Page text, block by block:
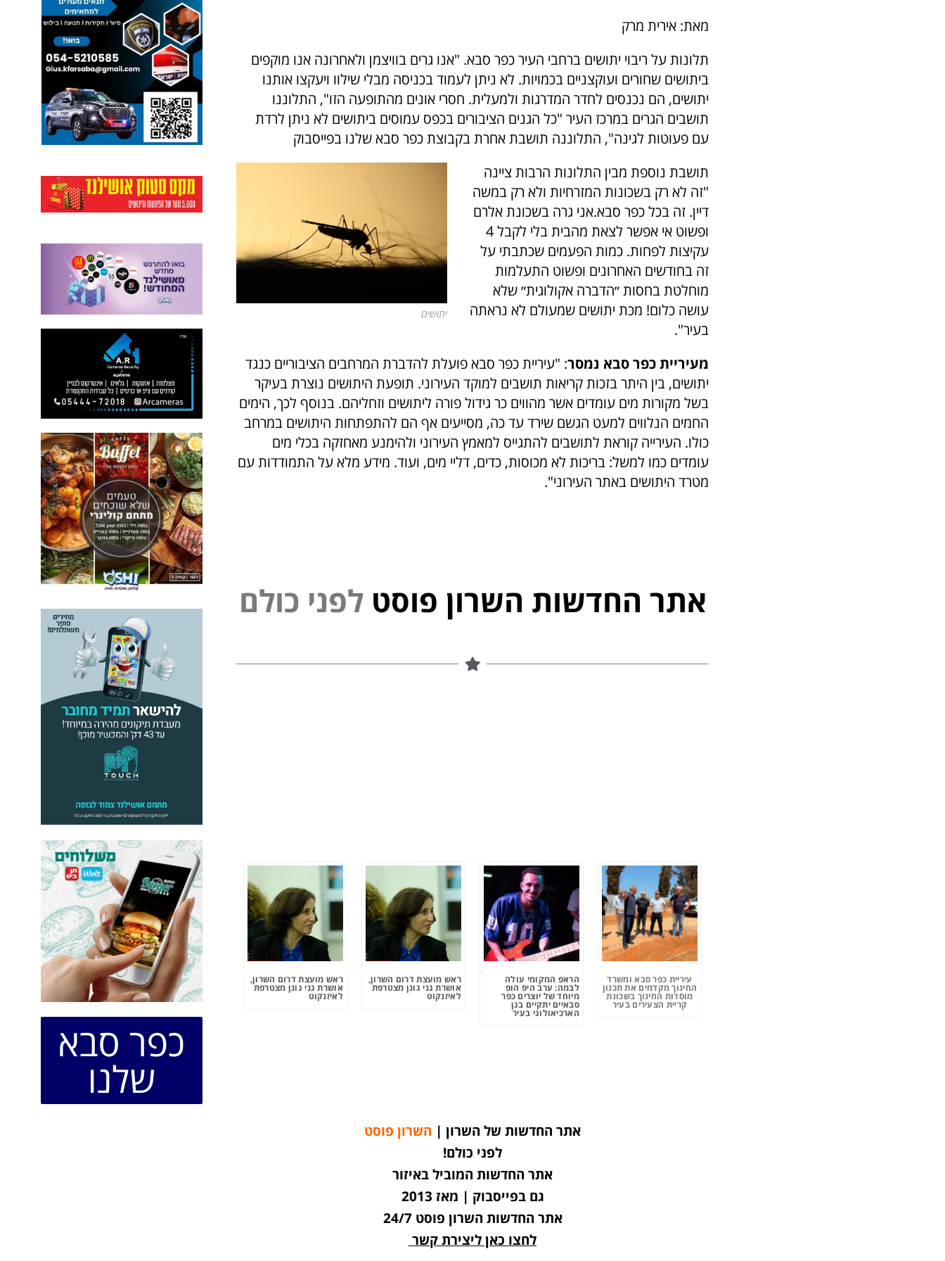
מאת: אירית מרק
תלונות על ריבוי יתושים ברחבי העיר כפר סבא. "אנו גרים בוויצמן ולאחרונה אנו מוקפים
ביתושים שחורים ועוקצניים בכמויות. לא ניתן לעמוד בכניסה מבלי שילוו ויעקצו אותנו
יתושים, הם נכנסים לחדר המדרגות ולמעלית. חסרי אונים מהתופעה הזו", התלוננו
תושבים הגרים במרכז העיר "כל הגנים הציבורים בכפס עמוסים ביתושים לא ניתן לרדת
עם פעוטות לגינה", התלוננה תושבת אחרת בקבוצת כפר סבא שלנו בפייסבוק
יתושים
תושבת נוספת מבין התלונות הרבות ציינה
"זה לא רק בשכונות המזרחיות ולא רק במשה
דיין. זה בכל כפר סבא.אני גרה בשכונת אלרם
ופשוט אי אפשר לצאת מהבית בלי לקבל 4
עקיצות לפחות. כמות הפעמים שכתבתי על
זה בחודשים האחרונים ופשוט התעלמות
מוחלטת בחסות ״הדברה אקולוגית״ שלא
עושה כלום! מכת יתושים שמעולם לא נראתה
בעיר".
מעיריית כפר סבא נמסר: "עיריית כפר סבא פועלת להדברת המרחבים הציבוריים כנגד
יתושים, בין היתר בזכות קריאות תושבים למוקד העירוני. תופעת היתושים נוצרת בעיקר
בשל מקורות מים עומדים אשר מהווים כר גידול פורה ליתושים וזחליהם. בנוסף לכך, הימים
החמים הנלווים למעט הגשם שירד עד כה, מסייעים אף הם להתפתחות היתושים במרחב
כולו. העירייה קוראת לתושבים להתגייס למאמץ העירוני ולהימנע מאחזקה בכלי מים
עומדים כמו למשל: בריכות לא מכוסות, כדים, דליי מים, ועוד. מידע מלא על התמודדות עם
מטרד היתושים באתר העירוני".
אתר החדשות השרון פוסט ל פ ני כולם
עיריית כפר סבא ומשרד
החינוך מקדמים את תכנון
מוסדות החינוך בשכונת
קריית הצעירים בעיר
הראפ המקומי עולה
לבמה: ערב היפ הופ
מיוחד של יוצרים כפר
סבאיים יתקיים בגן
הארכיאולוגי בעיר
ראש מועצת דרום השרון,
אושרת גני גונן מצטרפת
לאיזנקוט
ראש מועצת דרום השרון,
אושרת גני גונן מצטרפת
לאיזנקוט
כפר סבא
שלנו
אתר החדשות של השרון | השרון פוסט
לפני כולם!
אתר החדשות המוביל באיזור
גם בפייסבוק | מאז 2013
אתר החדשות השרון פוסט 24/7
לחצו כאן ליצירת קשר